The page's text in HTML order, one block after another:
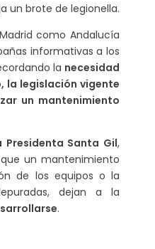
un brote de legionella.
como Andalucía
informativas a los
la necesidad
la legislación vigente
un mantenimiento
Presidenta Santa Gil,
que un mantenimiento
de los equipos o la
dejan a la
.